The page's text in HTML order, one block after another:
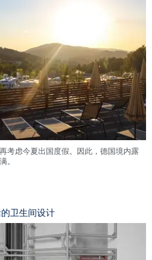
考虑今夏出国度假。因此，德国境内露
。
卫生间设计